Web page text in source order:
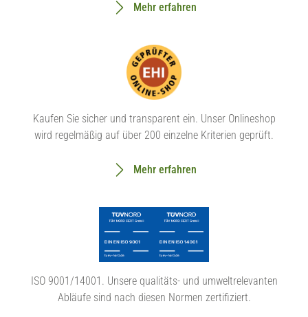
Mehr erfahren
Kaufen Sie sicher und transparent ein. Unser Onlineshop
wird regelmäßig auf über 200 einzelne Kriterien geprüft.
Mehr erfahren
ISO 9001/14001. Unsere qualitäts- und umweltrelevanten
Abläufe sind nach diesen Normen zertifiziert.